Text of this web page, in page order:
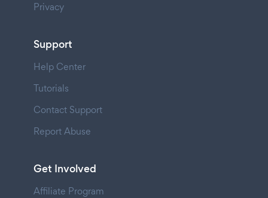
Privacy
Support
Help Center
Tutorials
Contact Support
Report Abuse
Get Involved
Affiliate Program